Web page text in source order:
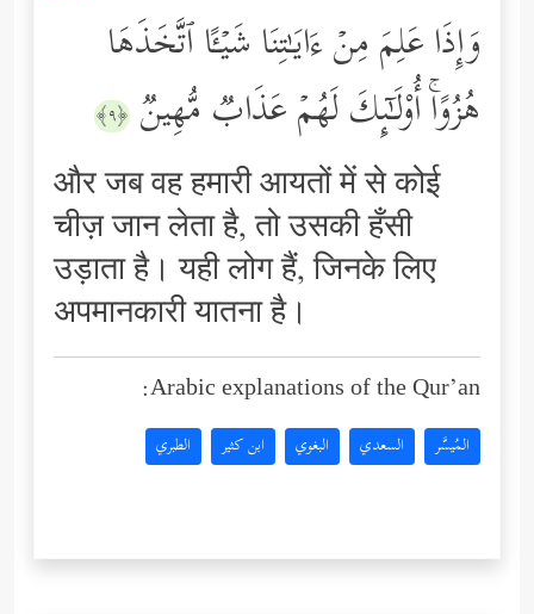
وَإِذَا عَلِمَ مِنۡ ءَایَـٰتِنَا شَیۡـًٔا ٱتَّخَذَهَا
هُزُوًاۚ أُوْلَـٰۤىِٕكَ لَهُمۡ عَذَابࣱ مُّهِینࣱ ﴿٩﴾
और जब वह हमारी आयतों में से कोई
चीज़ जान लेता है, तो उसकी हँसी
उड़ाता है। यही लोग हैं, जिनके लिए
अपमानकारी यातना है।
Arabic explanations of the Qur’an:
المُيسَّر السعدي البغوي ابن كثير الطبري